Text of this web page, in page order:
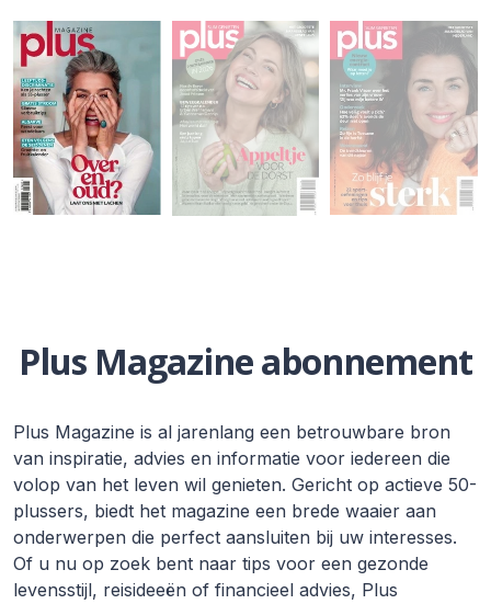
Plus Magazine abonnement
Plus Magazine is al jarenlang een betrouwbare bron
van inspiratie, advies en informatie voor iedereen die
volop van het leven wil genieten. Gericht op actieve 50-
plussers, biedt het magazine een brede waaier aan
onderwerpen die perfect aansluiten bij uw interesses.
Of u nu op zoek bent naar tips voor een gezonde
levensstijl, reisideeën of financieel advies, Plus